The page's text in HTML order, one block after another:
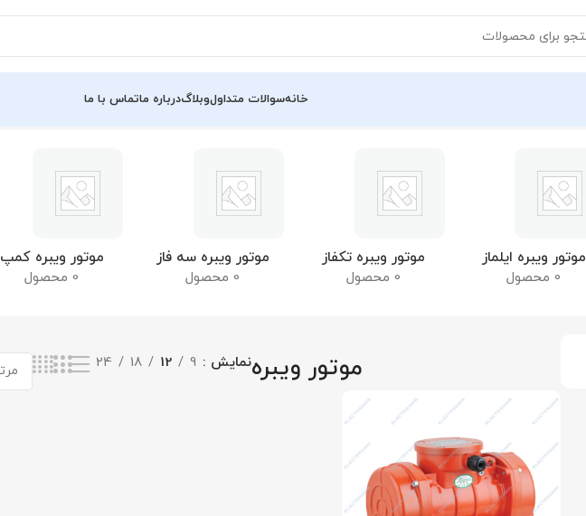
خانهسوالات متداولوبلاگدرباره ماتماس با ما
موتور ویبره ایلماز
0 محصول
موتور ویبره تکفاز
0 محصول
موتور ویبره سه فاز
0 محصول
موتور ویبره کمپ
0 محصول
موتور ویبرهنمایش 9
12
18
24